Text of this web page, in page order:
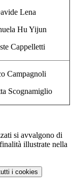
Lena
Hu Yijun
Cappelletti
Campagnoli
Scognamiglio
si avvalgono di
illustrate nella
i cookies